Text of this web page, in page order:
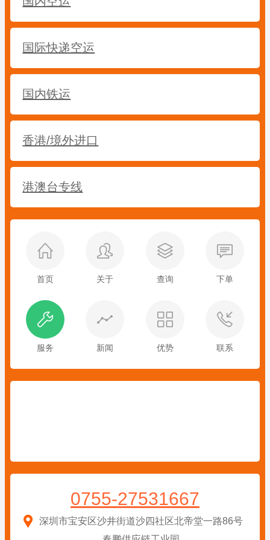
国际快递空运
国内铁运
香港/境外进口
港澳台专线
首页 关于 查询 下单
服务 新闻 优势 联系
0755-27531667
深圳市宝安区沙井街道沙四社区北帝堂一路86号